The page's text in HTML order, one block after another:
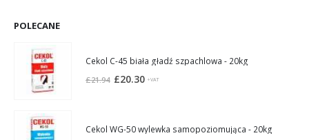
POLECANE
Cekol C-45 biała gładź szpachlowa - 20kg
£21.94 Pierwotna
£20.30Aktualna
£20.30.
+VAT
Cekol WG-50 wylewka samopoziomująca - 20kg